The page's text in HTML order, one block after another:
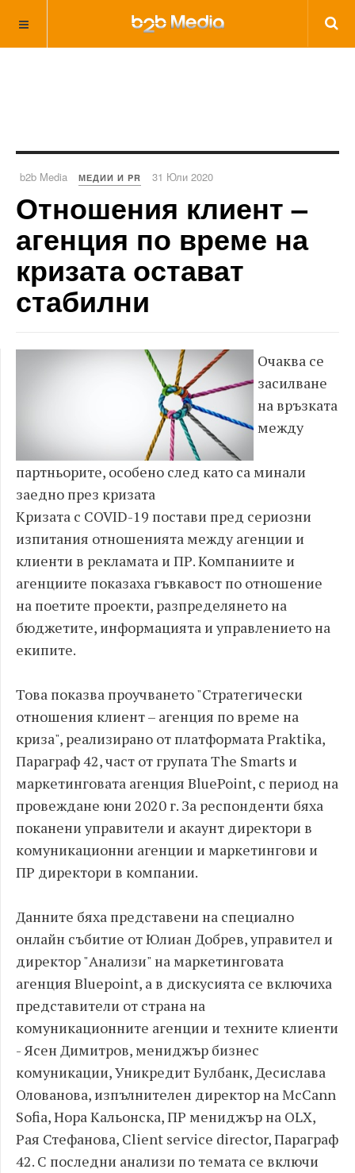
b2b Media МЕДИИ И PR 31 Юли 2020
Отношения клиент –
агенция по време на
кризата остават
стабилни
Очаква се
засилване
на връзката
между
партньорите, особено след като са минали
заедно през кризата
Кризата с COVID-19 постави пред сериозни
изпитания отношенията между агенции и
клиенти в рекламата и ПР. Компаниите и
агенциите показаха гъвкавост по отношение
на поетите проекти, разпределянето на
бюджетите, информацията и управлението на
екипите.
Това показва проучването "Стратегически
отношения клиент – агенция по време на
криза", реализирано от платформата Praktika,
Параграф 42, част от групата The Smarts и
маркетинговата агенция BluePoint, с период на
провеждане юни 2020 г. За респонденти бяха
поканени управители и акаунт директори в
комуникационни агенции и маркетингови и
ПР директори в компании.
Данните бяха представени на специално
онлайн събитие от Юлиан Добрев, управител и
директор "Анализи" на маркетинговата
агенция Bluepoint, а в дискусията се включиха
представители от страна на
комуникационните агенции и техните клиенти
- Ясен Димитров, мениджър бизнес
комуникации, Уникредит Булбанк, Десислава
Олованова, изпълнителен директор на McCann
Sofia, Нора Кальонска, ПР мениджър на OLX,
Рая Стефанова, Client service director, Параграф
42. С последни анализи по темата се включи